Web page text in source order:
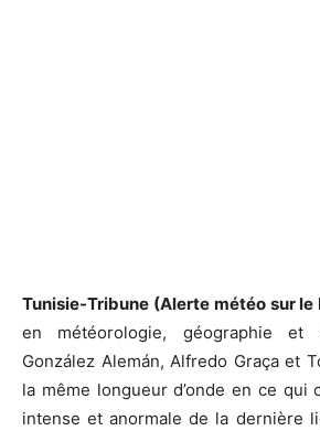
Tunisie-Tribune (Alerte météo sur le
en météorologie, géographie et
González Alemán, Alfredo Graça et
la même longueur d’onde en ce qui
intense et anormale de la dernière